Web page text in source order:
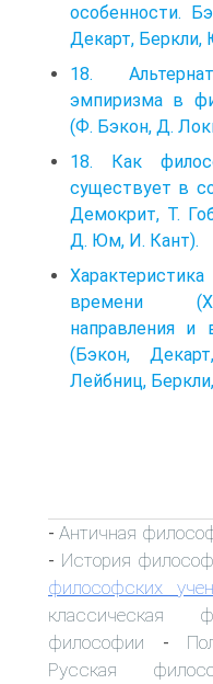
особенности.
Декарт, Беркли,
18.
эмпиризма в
(Ф. Бэкон, Д.
18. Как
существует в
Демокрит, Т.
Д. Юм, И. Кант).
времени
направления и
(Бэкон,
Лейбниц,
-Античная
- История
философских
классическая
философии -
Русская